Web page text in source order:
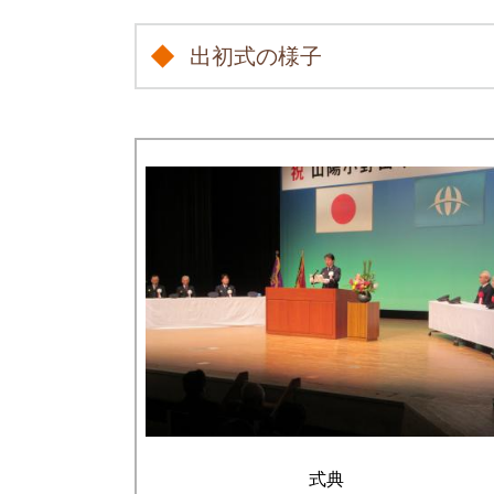
出初式の様子
式典